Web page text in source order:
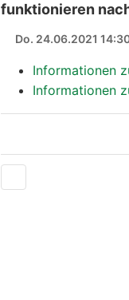
funktionieren
Do. 24.06.2021
Informationen
Informationen